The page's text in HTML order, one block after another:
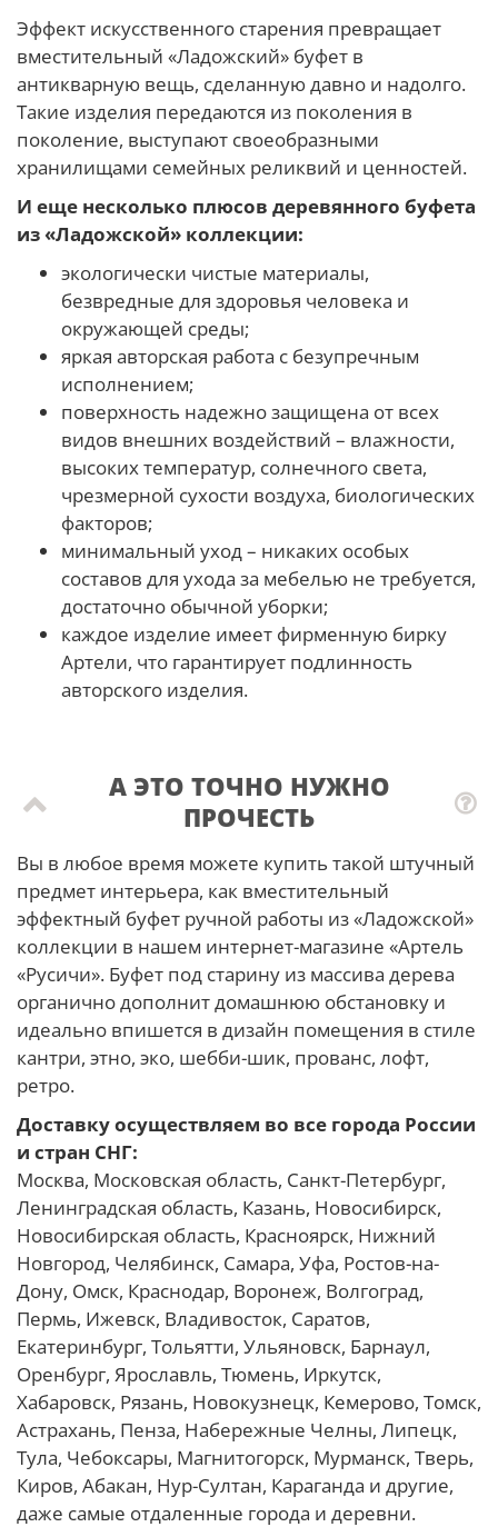
Эффект искусственного старения превращает
вместительный «Ладожский» буфет в
антикварную вещь, сделанную давно и надолго.
Такие изделия передаются из поколения в
поколение, выступают своеобразными
хранилищами семейных реликвий и ценностей.
И еще несколько плюсов деревянного буфета
из «Ладожской» коллекции:
экологически чистые материалы,
безвредные для здоровья человека и
окружающей среды;
яркая авторская работа с безупречным
исполнением;
поверхность надежно защищена от всех
видов внешних воздействий – влажности,
высоких температур, солнечного света,
чрезмерной сухости воздуха, биологических
факторов;
минимальный уход – никаких особых
составов для ухода за мебелью не требуется,
достаточно обычной уборки;
каждое изделие имеет фирменную бирку
Артели, что гарантирует подлинность
авторского изделия.
А ЭТО ТОЧНО НУЖНО
ПРОЧЕСТЬ
Вы в любое время можете купить такой штучный
предмет интерьера, как вместительный
эффектный буфет ручной работы из «Ладожской»
коллекции в нашем интернет-магазине «Артель
«Русичи». Буфет под старину из массива дерева
органично дополнит домашнюю обстановку и
идеально впишется в дизайн помещения в стиле
кантри, этно, эко, шебби-шик, прованс, лофт,
ретро.
Доставку осуществляем во все города России
и стран СНГ:
Москва, Московская область, Санкт-Петербург,
Ленинградская область, Казань, Новосибирск,
Новосибирская область, Красноярск, Нижний
Новгород, Челябинск, Самара, Уфа, Ростов-на-
Дону, Омск, Краснодар, Воронеж, Волгоград,
Пермь, Ижевск, Владивосток, Саратов,
Екатеринбург, Тольятти, Ульяновск, Барнаул,
Оренбург, Ярославль, Тюмень, Иркутск,
Хабаровск, Рязань, Новокузнецк, Кемерово, Томск,
Астрахань, Пенза, Набережные Челны, Липецк,
Тула, Чебоксары, Магнитогорск, Мурманск, Тверь,
Киров, Абакан, Нур-Султан, Караганда и другие,
даже самые отдаленные города и деревни.